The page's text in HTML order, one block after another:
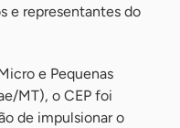
e representantes do
e Pequenas
MT), o CEP foi
de impulsionar o